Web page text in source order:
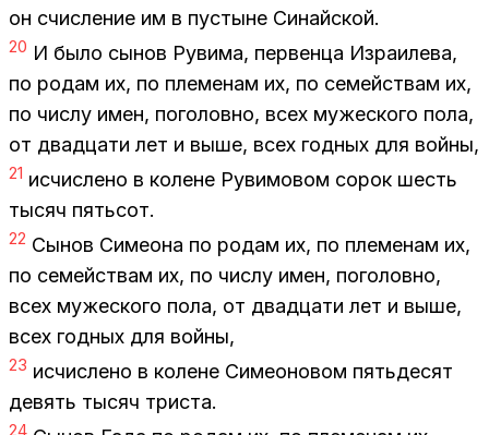
он счис­ле­ние им в пу­стыне Си­най­ской.
20 И было сы­нов Ру­ви­ма, пер­вен­ца Из­ра­и­ле­ва,
по ро­дам их, по пле­ме­нам их, по се­мей­ствам их,
по чис­лу имен, по­го­лов­но, всех му­же­ско­го пола,
от два­дца­ти лет и выше, всех год­ных для вой­ны,
21 ис­чис­ле­но в ко­лене Ру­ви­мо­вом со­рок шесть
ты­сяч пять­сот.
22 Сы­нов Си­мео­на по ро­дам их, по пле­ме­нам их,
по се­мей­ствам их, по чис­лу имен, по­го­лов­но,
всех му­же­ско­го пола, от два­дца­ти лет и выше,
всех год­ных для вой­ны,
23 ис­чис­ле­но в ко­лене Си­мео­но­вом пять­де­сят
де­вять ты­сяч три­ста.
24